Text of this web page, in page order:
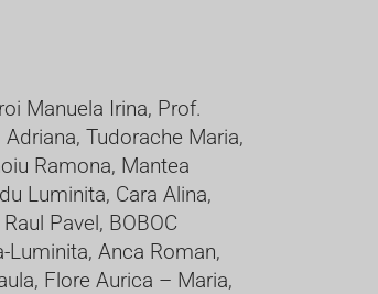
Manuela Irina, Prof.
Tudorache Maria,
Ramona, Mantea
Luminita, Cara Alina,
Pavel, BOBOC
Luminita, Anca Roman,
Flore Aurica – Maria,